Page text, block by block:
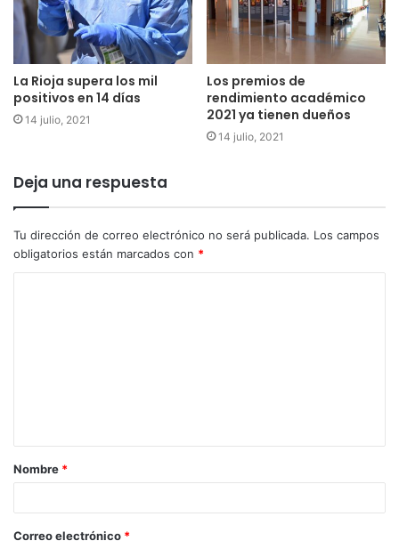
La Rioja supera los mil
positivos en 14 días
14 julio, 2021
Los premios de
rendimiento académico
2021 ya tienen dueños
14 julio, 2021
Deja una respuesta
Tu dirección de correo electrónico no será publicada. Los campos
obligatorios están marcados con *
Nombre *
Correo electrónico *